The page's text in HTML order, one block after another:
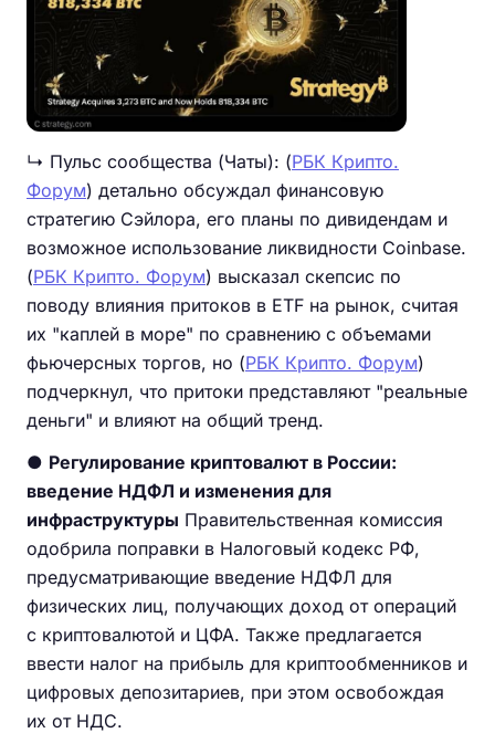
↳ Пульс сообщества (Чаты): (РБК Крипто.
Форум) детально обсуждал финансовую
стратегию Сэйлора, его планы по дивидендам и
возможное использование ликвидности Coinbase.
(РБК Крипто. Форум) высказал скепсис по
поводу влияния притоков в ETF на рынок, считая
их "каплей в море" по сравнению с объемами
фьючерсных торгов, но (РБК Крипто. Форум)
подчеркнул, что притоки представляют "реальные
деньги" и влияют на общий тренд.
● Регулирование криптовалют в России:
введение НДФЛ и изменения для
инфраструктуры Правительственная комиссия
одобрила поправки в Налоговый кодекс РФ,
предусматривающие введение НДФЛ для
физических лиц, получающих доход от операций
с криптовалютой и ЦФА. Также предлагается
ввести налог на прибыль для криптообменников и
цифровых депозитариев, при этом освобождая
их от НДС.